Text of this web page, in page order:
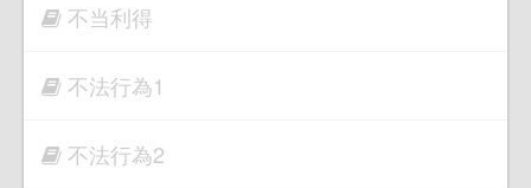
不当利得
不法行為1
不法行為2